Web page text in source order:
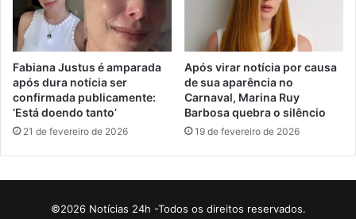
Fabiana Justus é amparada
após dura notícia ser
confirmada publicamente:
‘Está doendo tanto’
21 de fevereiro de 2026
Após virar notícia por causa
de sua aparência no
Carnaval, Marina Ruy
Barbosa quebra o silêncio
19 de fevereiro de 2026
©2026 Notícias 24h -Todos os direitos reservados.